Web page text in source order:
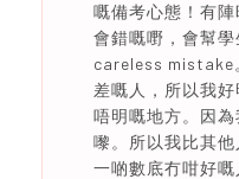
嘅備考心態！有
會錯嘅嘢，會幫
careless mistake
差嘅人，所以我
唔明嘅地方。因
嚟。所以我比其
一啲數底冇咁好